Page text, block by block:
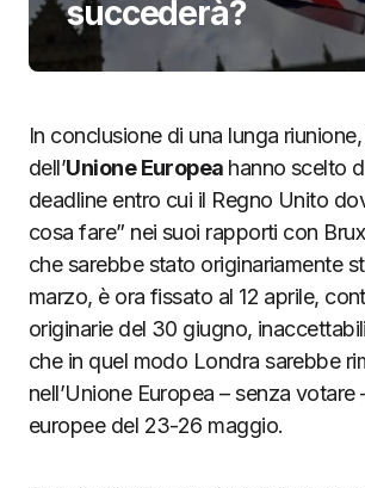
succederà?
In conclusione di una lunga
dell’Unione Europea hanno scelto
deadline entro cui il Regno Unito
cosa fare” nei suoi rapporti con
che sarebbe stato originariamente
marzo, è ora fissato al 12 aprile,
originarie del 30 giugno,
che in quel modo Londra sarebbe
nell’Unione Europea – senza votare
europee del 23-26 maggio.